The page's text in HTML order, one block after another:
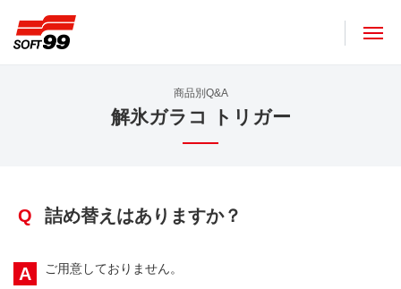
商品別Q&A
解氷ガラコ トリガー
Q 詰め替えはありますか？
A ご用意しておりません。